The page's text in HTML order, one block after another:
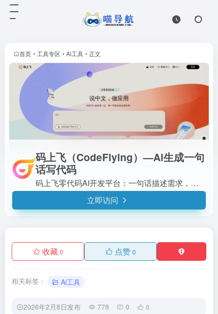
首页 • 工具专区 • Ai工具 • 正文
码上飞（CodeFlying）—Ai生成一句
话写代码
码上飞零代码AI开发平台：一句话描述需求，自动生成小程序、APP、H5，无需编码。
立即访问
收藏 0 点赞 0
相关标签： Ai工具
2026年2月8日发布 778 0 0